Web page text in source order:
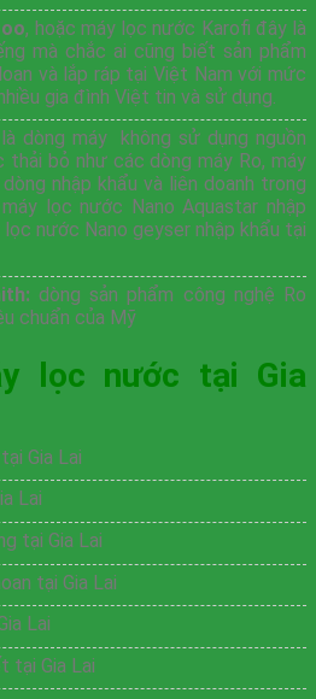
, hoặc máy lọc nước Karofi đây là
mà chắc ai cũng biết sản phẩm
và lắp ráp tại Việt Nam với mức
gia đình Việt tin và sử dụng.
là dòng máy không sử dụng nguồn
thải bỏ như các dòng máy Ro, máy
nhập khẩu và liên doanh trong
lọc nước Nano Aquastar nhập
nước Nano geyser nhập khẩu tại
dòng sản phẩm công nghệ Ro
chuẩn của Mỹ
lọc nước tại Gia
Gia Lai
Lai
tại Gia Lai
tại Gia Lai
Lai
tại Gia Lai